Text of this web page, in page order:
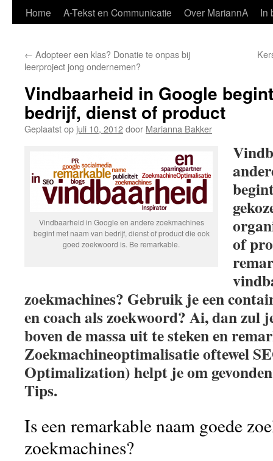
Ga
de
Home A-Tekst en Communicatie Over MariannA In
← Adopteer een klas? Donatie te onpas bij
leerproject jong ondernemen?
Vindbaarheid in Google
bedrijf, dienst of product
Geplaatst op juli 10, 2012door Marianna Bakker
Vindbaarheid in Google en andere zoekmachines
begint met naam van bedrijf, dienst of product die ook
goed zoekwoord is. Be remarkable.
of
zoekmachines? Gebruik je een
en coach als zoekwoord? Ai, dan zul
boven de massa uit te steken en
Zoekmachineoptimalisatie oftewel
Optimalization) helpt je om
Tips.
Is een remarkable naam goede
zoekmachines?